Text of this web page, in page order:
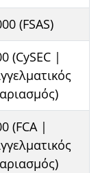
(FSAS)
(CySEC |
(FCA |